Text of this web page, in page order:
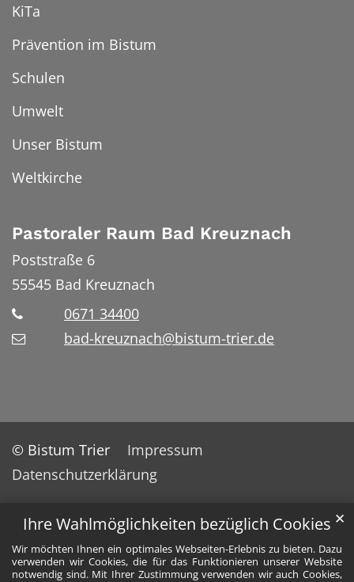
Ihre Wahlmöglichkeiten bezüglich Cookies
Wir möchten Ihnen ein optimales Webseiten-Erlebnis zu bieten. Dazu
verwenden wir Cookies, die für das Funktionieren unserer Website
notwendig sind. Mit Ihrer Zustimmung verwenden wir auch Cookies,
✕
KiTa
Prävention im Bistum
Schulen
Umwelt
Unser Bistum
Weltkirche
Pastoraler Raum Bad Kreuznach
Poststraße 6
55545 Bad Kreuznach
0671 34400
bad-kreuznach@bistum-trier.de
© Bistum Trier
Impressum
Datenschutzerklärung